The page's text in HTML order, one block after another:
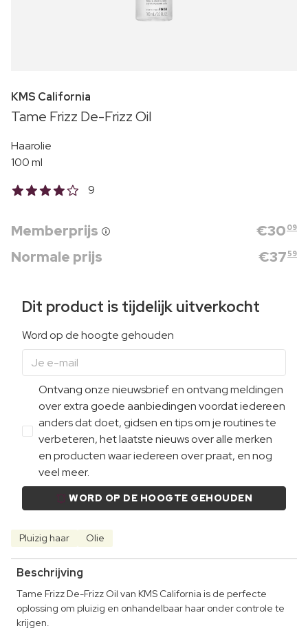
KMS California
Tame Frizz De-Frizz Oil
Haarolie
100 ml
9
Memberprijs €30 09
Normale prijs €37 59
Dit product is tijdelijk uitverkocht
Word op de hoogte gehouden
Ontvang onze nieuwsbrief en ontvang meldingen
over extra goede aanbiedingen voordat iedereen
anders dat doet, gidsen en tips om je routines te
verbeteren, het laatste nieuws over alle merken
en producten waar iedereen over praat, en nog
veel meer.
WORD OP DE HOOGTE GEHOUDEN
Pluizig haar Olie
Beschrijving
Tame Frizz De-Frizz Oil van KMS California is de perfecte
oplossing om pluizig en onhandelbaar haar onder controle te
krijgen.